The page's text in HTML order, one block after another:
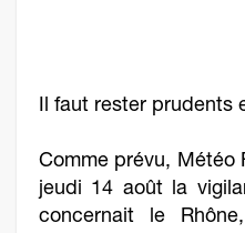
Il faut rester prudents
Comme prévu, Météo
jeudi 14 août la
concernait le